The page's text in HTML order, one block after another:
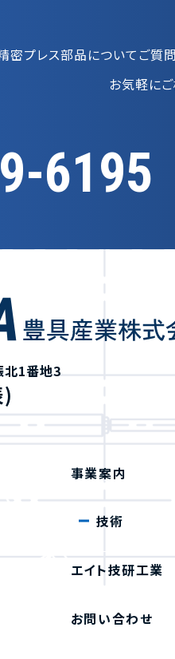
密プレス部品についてご質
お気軽にご
6195
1番地3
事業案内
技術
エイト技研工業
お問い合わせ